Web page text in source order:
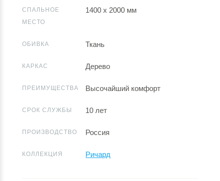
СПАЛЬНОЕ
МЕСТО
1400 х 2000 мм
ОБИВКА Ткань
КАРКАС Дерево
ПРЕИМУЩЕСТВА Высочайший комфорт
СРОК СЛУЖБЫ 10 лет
ПРОИЗВОДСТВО Россия
КОЛЛЕКЦИЯ Ричард